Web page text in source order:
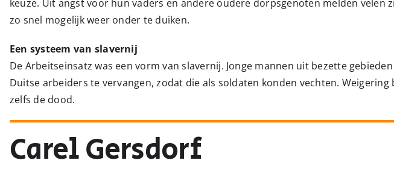
keuze. Uit angst voor hun vaders en andere oudere dorpsgenoten melden velen
zo snel mogelijk weer onder te duiken.
Een systeem van slavernij
De Arbeitseinsatz was een vorm van slavernij. Jonge mannen uit bezette
Duitse arbeiders te vervangen, zodat die als soldaten konden vechten.
zelfs de dood.
Carel Gersdorf